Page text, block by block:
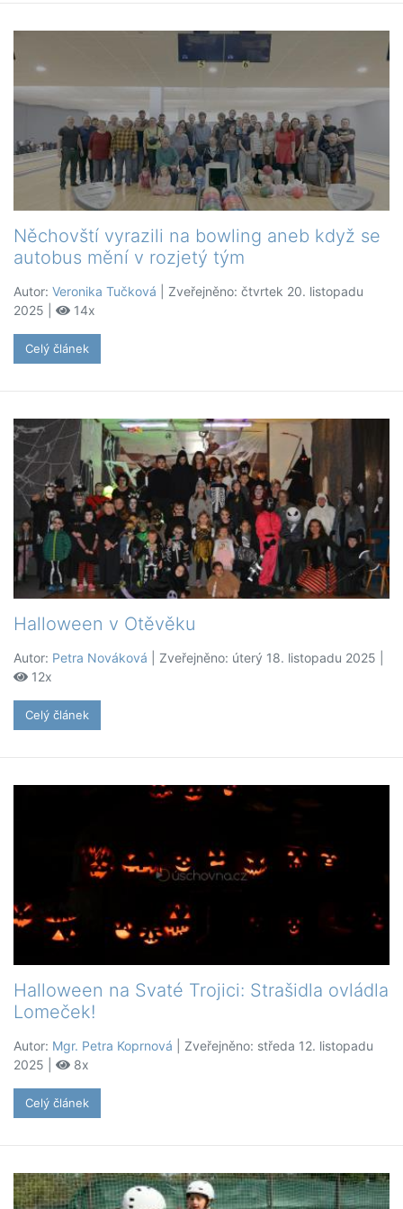
Něchovští vyrazili na bowling aneb když se
autobus mění v rozjetý tým
Autor: Veronika Tučková | Zveřejněno: čtvrtek 20. listopadu
2025 |
14x
Celý článek
Halloween v Otěvěku
Autor: Petra Nováková | Zveřejněno: úterý 18. listopadu 2025 |
12x
Celý článek
Halloween na Svaté Trojici: Strašidla ovládla
Lomeček!
Autor: Mgr. Petra Koprnová | Zveřejněno: středa 12. listopadu
2025 |
8x
Celý článek